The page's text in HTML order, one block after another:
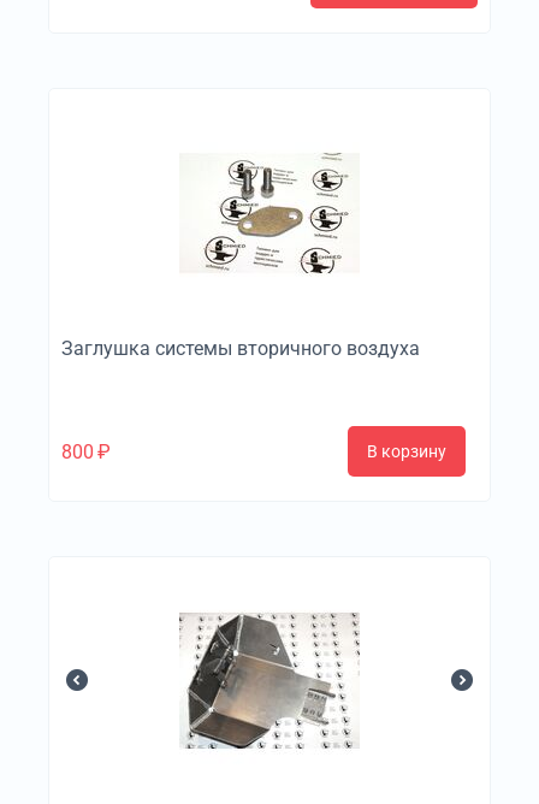
Заглушка системы вторичного воздуха
800 ₽ В корзину